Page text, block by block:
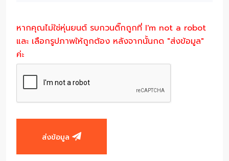
หากคุณไม่ใช่หุ่นยนต์ รบกวนติ๊กถูกที่ I'm not a robot
และ เลือกรูปภาพให้ถูกต้อง หลังจากนั้นกด "ส่งข้อมูล"
ค่ะ
ส่งข้อมูล